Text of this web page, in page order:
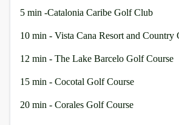
5 min -Catalonia Caribe Golf Club
10 min - Vista Cana Resort and Country
12 min - The Lake Barcelo Golf Course
15 min - Cocotal Golf Course
20 min - Corales Golf Course